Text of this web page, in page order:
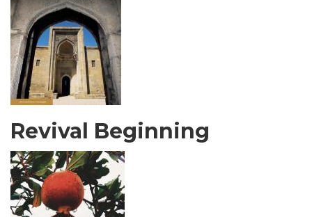
Revival Beginning